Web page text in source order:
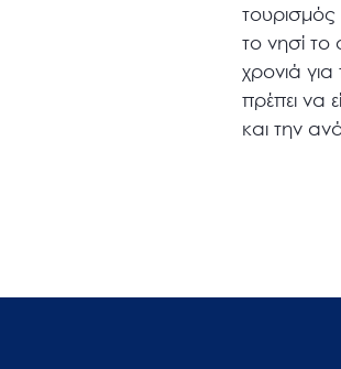
τουρισμός
το νησί το
χρονιά
πρέπει να
και την